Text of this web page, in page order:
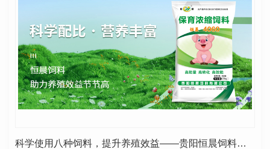
科学使用八种饲料，提升养殖效益——贵阳恒晨饲料专业建议